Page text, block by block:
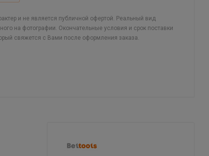
и не является публичной офертой. Реальный вид
на фотографии. Окончательные условия и срок поставки
свяжется с Вами после оформления заказа.